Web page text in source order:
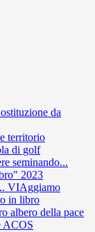
da
territorio
di golf
seminando...
2023
VIAggiamo
in libro
albero della pace
ACOS